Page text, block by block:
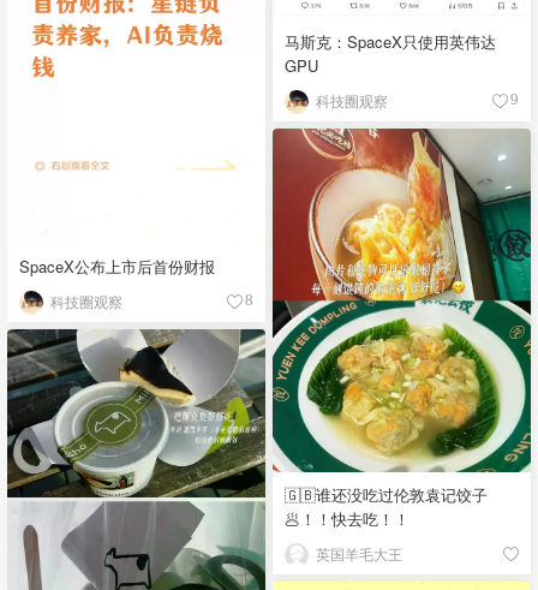
SpaceX公布上市后首份财报
科技圈观察 8
马斯克：SpaceX只使用英伟达
GPU
科技圈观察 9
🇬🇧谁还没吃过伦敦袁记饺子
🥟！！快去吃！！
英国羊毛大王